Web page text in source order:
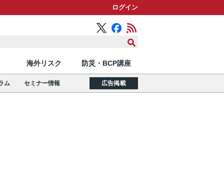
ログイン
海外リスク 防災・BCP講座
ム セミナー情報 広告掲載